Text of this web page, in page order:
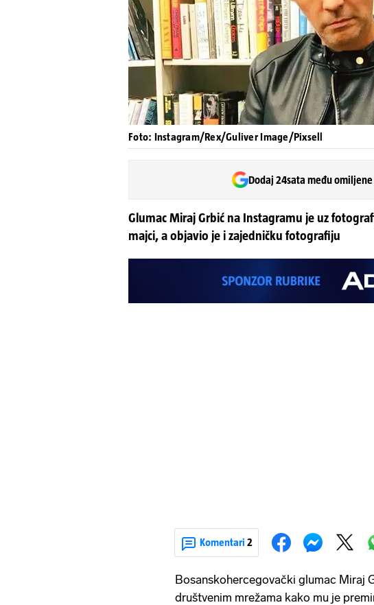
Foto: Instagram/Rex/Guliver Image/Pixsell
Dodaj 24sata među
Glumac Miraj Grbić na Instagramu je uz
majci, a objavio je i zajedničku fotografiju
Komentari 2
Bosanskohercegovački glumac Miraj
društvenim mrežama kako mu je